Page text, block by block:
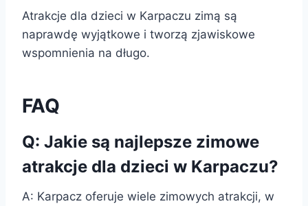
Atrakcje dla dzieci w Karpaczu zimą są
naprawdę wyjątkowe i tworzą zjawiskowe
wspomnienia na długo.
FAQ
Q: Jakie są najlepsze zimowe
atrakcje dla dzieci w Karpaczu?
A: Karpacz oferuje wiele zimowych atrakcji, w